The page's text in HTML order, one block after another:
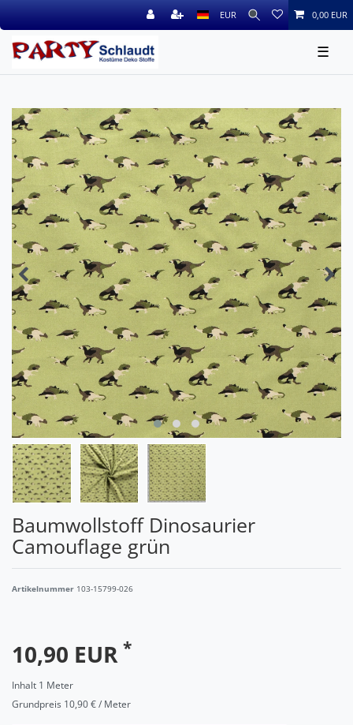
EUR 0,00 EUR
☰
Baumwollstoff Dinosaurier
Camouflage grün
Artikelnummer 103-15799-026
10,90 EUR *
Inhalt 1 Meter
Grundpreis 10,90 € / Meter